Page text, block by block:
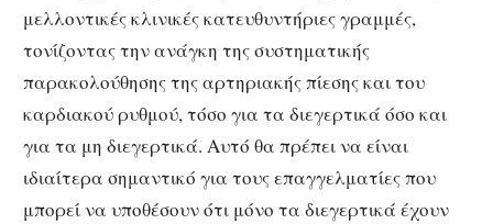
μελλοντικές κλινικές κατευθυντήριες γραμμές,
τονίζοντας την ανάγκη της συστηματικής
παρακολούθησης της αρτηριακής πίεσης και του
καρδιακού ρυθμού, τόσο για τα διεγερτικά όσο και
για τα μη διεγερτικά. Αυτό θα πρέπει να είναι
ιδιαίτερα σημαντικό για τους επαγγελματίες που
μπορεί να υποθέσουν ότι μόνο τα διεγερτικά έχουν